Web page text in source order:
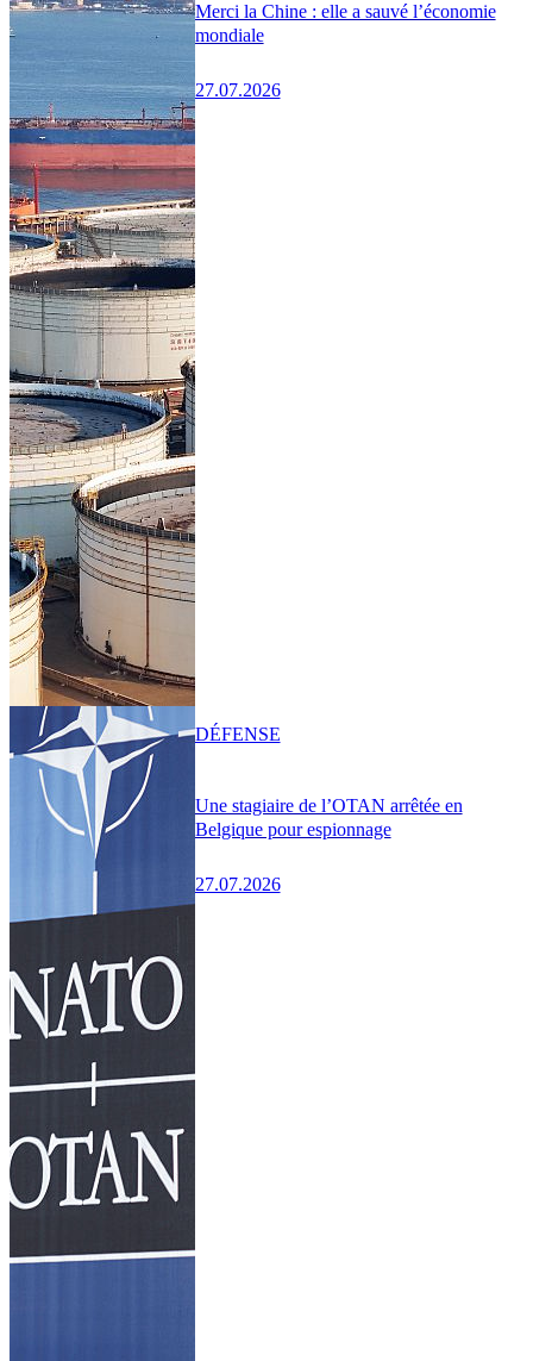
Merci la Chine : elle a sauvé l’économie
mondiale
27.07.2026
Une stagiaire de l’OTAN arrêtée en
Belgique pour espionnage
27.07.2026
DÉFENSE